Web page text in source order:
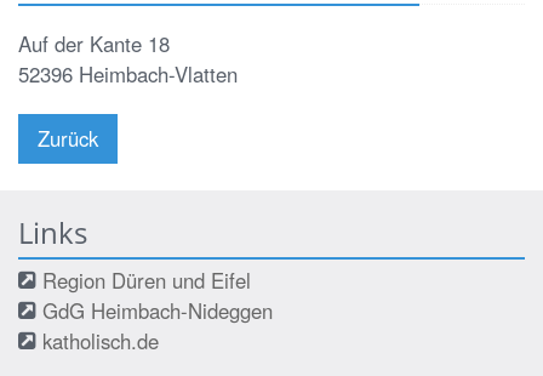
Auf der Kante 18
52396 Heimbach-Vlatten
Zurück
Links
Region Düren und Eifel
GdG Heimbach-Nideggen
katholisch.de